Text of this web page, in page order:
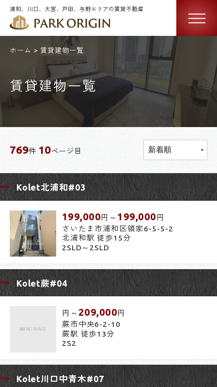
浦和、川口、大宮、戸田、与野エリアの賃貸不動産
ホーム 賃貸建物一覧
賃貸建物一覧
769件 10ページ目
Kolet北浦和#03
199,000 円～ 199,000 円
さいたま市浦和区領家6-5-5-2
北浦和駅 徒歩15分
2SLD～2SLD
Kolet蕨#04
円～ 209,000 円
蕨市中央6-2-10
蕨駅 徒歩13分
2S2
Kolet川口中青木#07